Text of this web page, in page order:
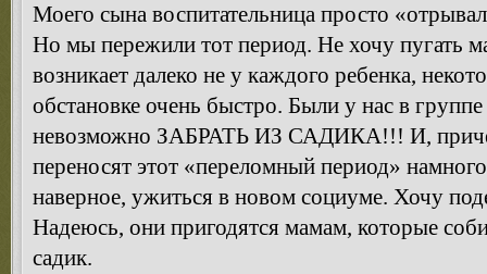
Моего сына воспитательница просто
Но мы пережили тот период. Не хочу пугать
возникает далеко не у каждого ребенка,
обстановке очень быстро. Были у нас в
невозможно ЗАБРАТЬ ИЗ САДИКА!!! И,
переносят этот «переломный период»
наверное, ужиться в новом социуме. Хочу
Надеюсь, они пригодятся мамам, которые
садик.